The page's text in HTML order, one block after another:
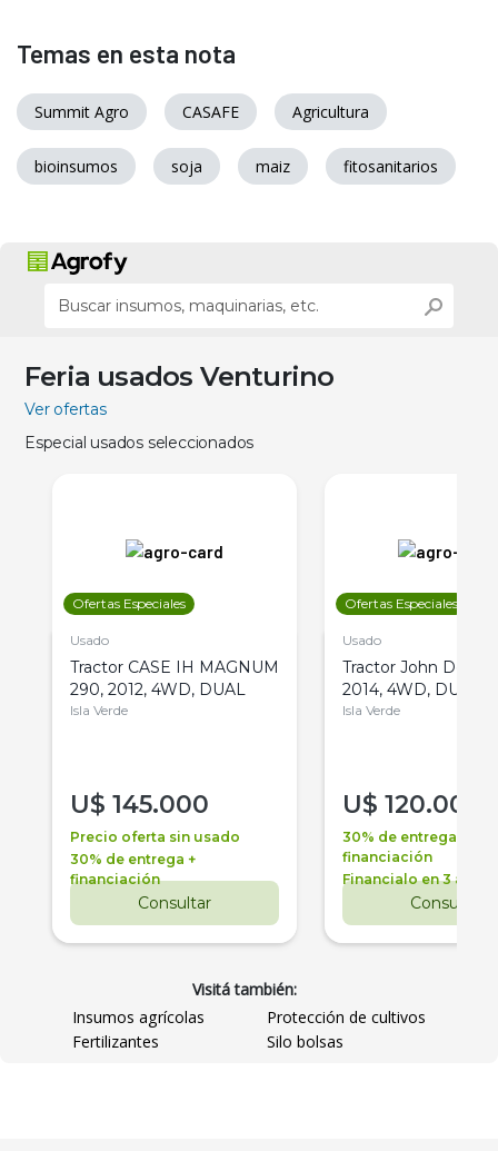
Temas en esta nota
Summit Agro CASAFE Agricultura
bioinsumos soja maiz fitosanitarios
Feria usados Venturino
Ver ofertas
Especial usados seleccionados
Ofertas Especiales
Usado
Tractor CASE IH MAGNUM
290, 2012, 4WD, DUAL
Isla Verde
U$ 145.000
Precio oferta sin usado
30% de entrega +
financiación
Consultar
Ofertas Especiales
Usado
Tractor John Deere
2014, 4WD, DUAL
Isla Verde
U$ 120.000
30% de entrega +
financiación
Financialo en 3 años
Consultar
Visitá también:
Insumos agrícolas
Protección de cultivos
Fertilizantes
Silo bolsas